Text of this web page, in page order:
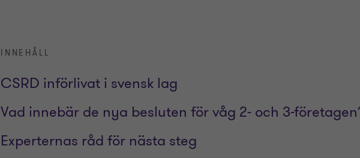
INNEHÅLL
CSRD införlivat i svensk lag
Vad innebär de nya besluten för våg 2- och 3-
Experternas råd för nästa steg